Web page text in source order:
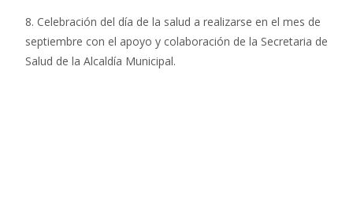
8. Celebración del día de la salud a realizarse en el mes de
septiembre con el apoyo y colaboración de la Secretaria de
Salud de la Alcaldía Municipal.